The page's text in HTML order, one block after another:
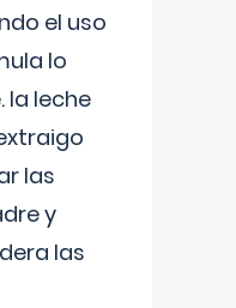
el uso
lo
la leche
las
y
las